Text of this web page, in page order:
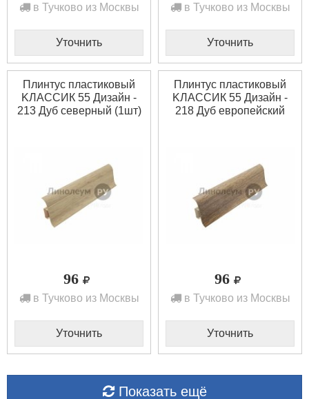
в Тучково из Москвы
Уточнить
в Тучково из Москвы
Уточнить
Плинтус пластиковый
KЛАССИК 55 Дизайн -
213 Дуб северный (1шт)
96
в Тучково из Москвы
Уточнить
Плинтус пластиковый
KЛАССИК 55 Дизайн -
218 Дуб европейский
96
в Тучково из Москвы
Уточнить
Показать ещё